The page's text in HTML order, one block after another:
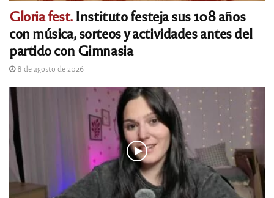
Gloria fest.Instituto festeja sus 108 años
con música, sorteos y actividades antes del
partido con Gimnasia
8 de agosto de 2026